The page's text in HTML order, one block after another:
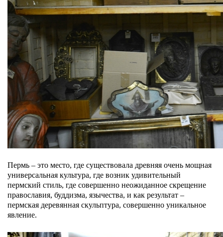
Пермь – это место, где существовала древняя очень мощная
универсальная культура, где возник удивительный
пермский стиль, где совершенно неожиданное скрещение
православия, буддизма, язычества, и как результат –
пермская деревянная скульптура, совершенно уникальное
явление.